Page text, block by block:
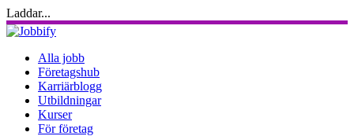
Laddar...
Alla jobb
Företagshub
Karriärblogg
Utbildningar
Kurser
För företag